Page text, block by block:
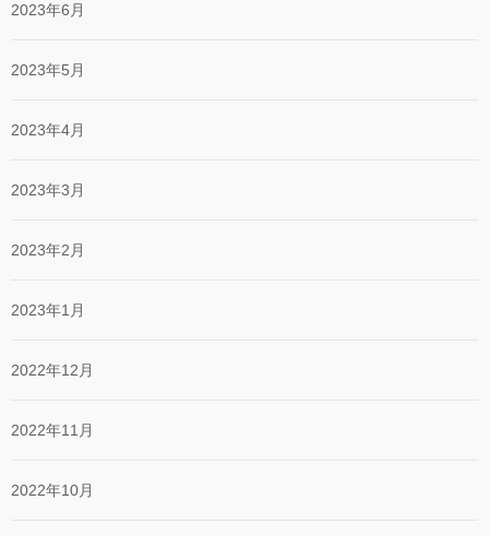
2023年6月
2023年5月
2023年4月
2023年3月
2023年2月
2023年1月
2022年12月
2022年11月
2022年10月